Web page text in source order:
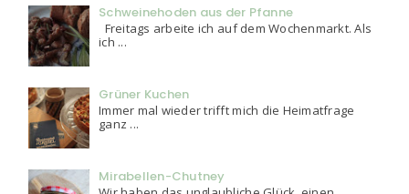
Schweinehoden aus der Pfanne
Freitags arbeite ich auf dem Wochenmarkt. Als
ich ...
Grüner Kuchen
Immer mal wieder trifft mich die Heimatfrage
ganz ...
Mirabellen-Chutney